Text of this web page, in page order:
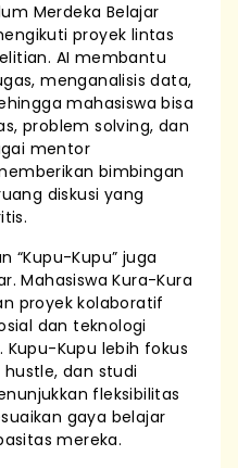
Merdeka Belajar
proyek lintas
AI membantu
menganalisis data,
mahasiswa bisa
problem solving, dan
mentor
bimbingan
diskusi yang
“Kupu-Kupu” juga
Mahasiswa Kura-Kura
proyek kolaboratif
dan teknologi
Kupu lebih fokus
dan studi
fleksibilitas
gaya belajar
mereka.